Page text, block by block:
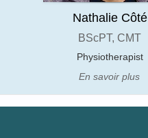
Nathalie Côté
BScPT, CMT
Physiotherapist
En savoir plus